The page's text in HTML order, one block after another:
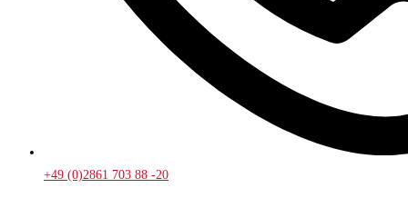
+49 (0)2861 703 88 -20